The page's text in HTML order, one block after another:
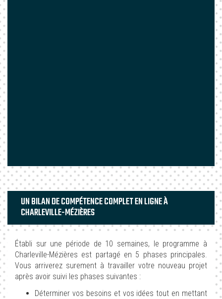
UN BILAN DE COMPÉTENCE COMPLET EN LIGNE À
CHARLEVILLE-MÉZIÈRES
Établi sur une période de 10 semaines, le programme à
Charleville-Mézières est partagé en 5 phases principales.
Vous arriverez surement à travailler votre nouveau projet
après avoir suivi les phases suivantes :
Déterminer vos besoins et vos idées tout en mettant